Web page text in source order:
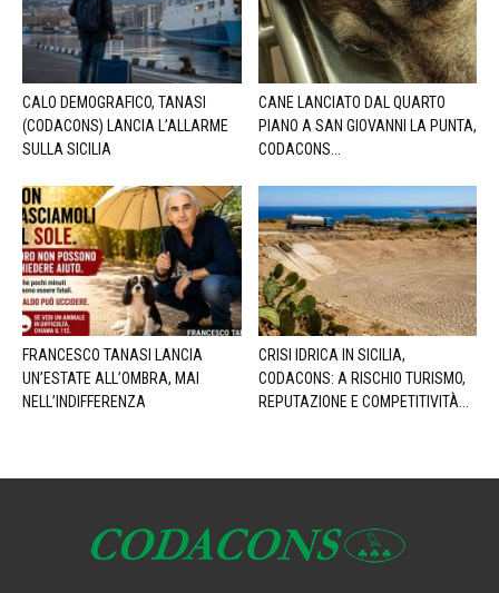
CALO DEMOGRAFICO, TANASI
(CODACONS) LANCIA L’ALLARME
SULLA SICILIA
CANE LANCIATO DAL QUARTO
PIANO A SAN GIOVANNI LA PUNTA,
CODACONS...
FRANCESCO TANASI LANCIA
UN’ESTATE ALL’OMBRA, MAI
NELL’INDIFFERENZA
CRISI IDRICA IN SICILIA,
CODACONS: A RISCHIO TURISMO,
REPUTAZIONE E COMPETITIVITÀ...